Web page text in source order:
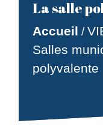
La salle
Accueil /
Salles
polyvalente